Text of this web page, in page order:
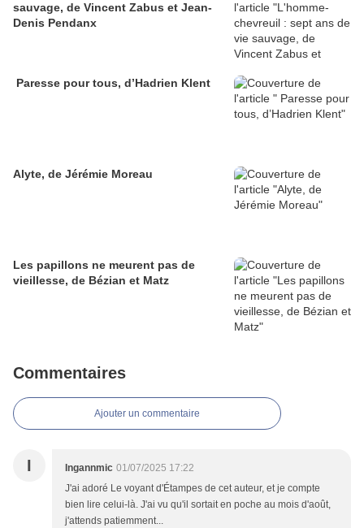
sauvage, de Vincent Zabus et Jean-
Denis Pendanx
Paresse pour tous, d’Hadrien Klent
Alyte, de Jérémie Moreau
Les papillons ne meurent pas de
vieillesse, de Bézian et Matz
Commentaires
Ajouter un commentaire
I Ingannmic 01/07/2025 17:22
J'ai adoré Le voyant d'Étampes de cet auteur, et je compte
bien lire celui-là. J'ai vu qu'il sortait en poche au mois d'août,
j'attends patiemment...